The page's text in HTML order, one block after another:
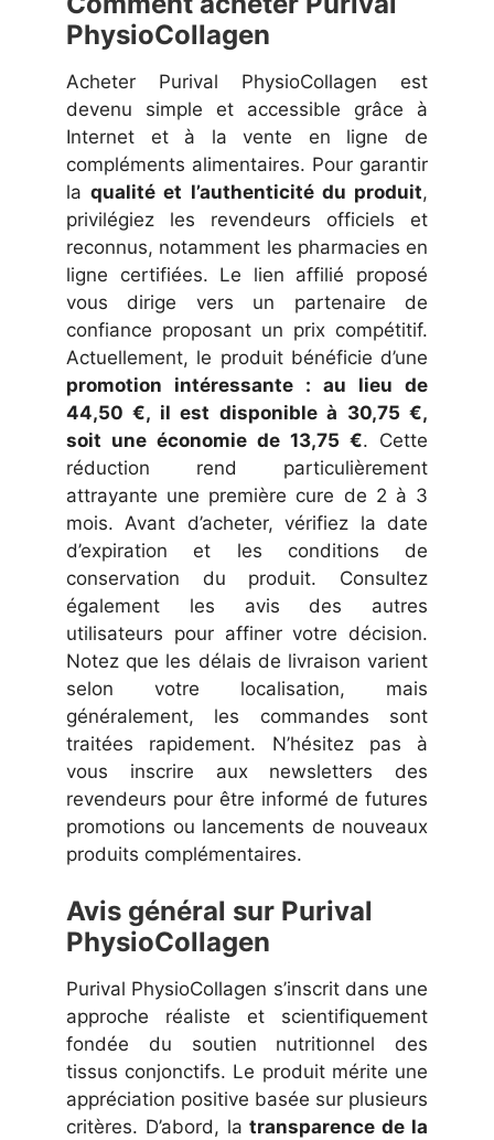
PhysioCollagen
Acheter Purival PhysioCollagen est
devenu simple et accessible grâce à
Internet et à la vente en ligne de
compléments alimentaires. Pour garantir
laqualité et l’authenticité du produit,
privilégiez les revendeurs officiels et
reconnus, notamment les pharmacies en
ligne certifiées. Le lien affilié proposé
vous dirige vers un partenaire de
confiance proposant un prix compétitif.
Actuellement, le produit bénéficie d’une
promotion intéressante : au lieu de
44,50 €, il est disponible à 30,75 €,
soit une économie de 13,75 €. Cette
réduction rend particulièrement
attrayante une première cure de 2 à 3
mois. Avant d’acheter, vérifiez la date
d’expiration et les conditions de
conservation du produit. Consultez
également les avis des autres
utilisateurs pour affiner votre décision.
Notez que les délais de livraison varient
selon votre localisation, mais
généralement, les commandes sont
traitées rapidement. N’hésitez pas à
vous inscrire aux newsletters des
revendeurs pour être informé de futures
promotions ou lancements de nouveaux
produits complémentaires.
Avis général sur Purival
PhysioCollagen
Purival PhysioCollagen s’inscrit dans une
approche réaliste et scientifiquement
fondée du soutien nutritionnel des
tissus conjonctifs. Le produit mérite une
appréciation positive basée sur plusieurs
critères. D’abord, latransparence de la